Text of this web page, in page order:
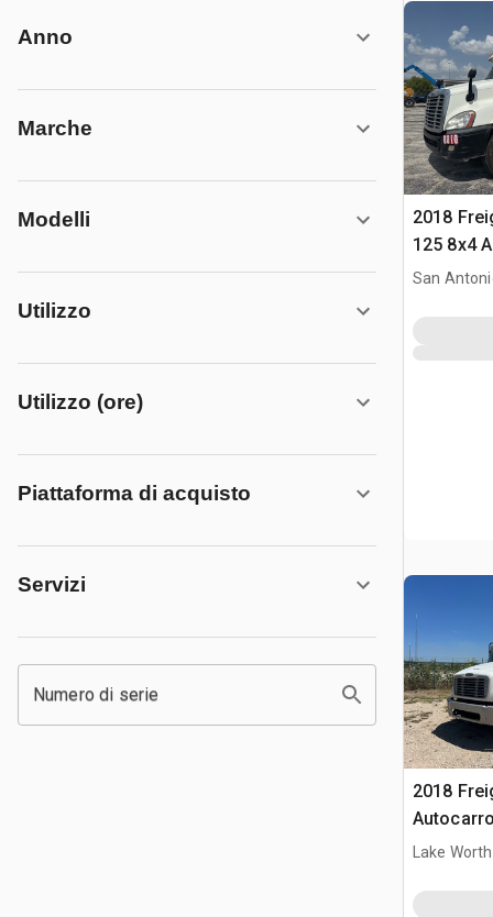
Anno
Marche
Modelli
Utilizzo
Utilizzo (ore)
Piattaforma di acquisto
Servizi
Numero di serie
2018
125 8x4
3 assi
San
2018
Lake